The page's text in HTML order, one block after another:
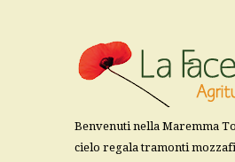
Benvenuti nella Maremma
cielo regala tramonti